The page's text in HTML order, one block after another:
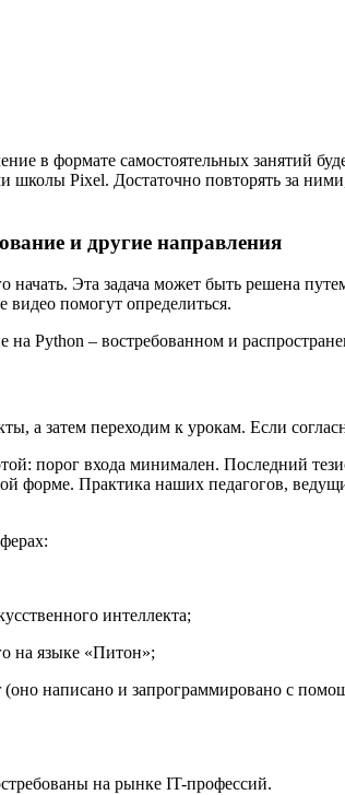
в формате самостоятельных занятий
Pixel. Достаточно повторять за ними,
и другие направления
Эта задача может быть решена
помогут определиться.
Python – востребованном и
а затем переходим к урокам. Если
порог входа минимален. Последний
форме. Практика наших педагогов,
интеллекта;
на языке «Питон»;
написано и запрограммировано с
на рынке IT-профессий.